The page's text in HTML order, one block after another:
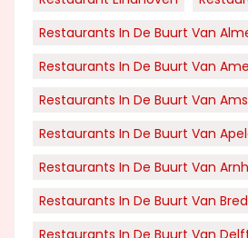
Restaurants In De Buurt Van
Restaurants In De Buurt Van
Restaurants In De Buurt Van
Restaurants In De Buurt Van
Restaurants In De Buurt Van
Restaurants In De Buurt Van
Restaurants In De Buurt Van